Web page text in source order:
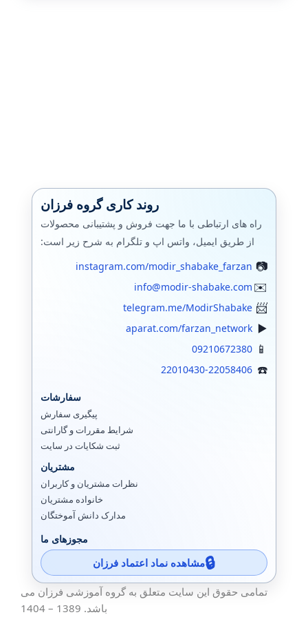
فورتی گیت
الستیکس،استریسک
ایمیل سرور
سیتریکس
هایپروی
تجهیزات ذخیره سازی
EMC Storage
آی پی IPV6
پایگاه داده SQL
کریو
روند کاری گروه فرزان
راه های ارتباطی با ما جهت فروش و پشتیبانی محصولات
از طریق ایمیل، واتس اپ و تلگرام به شرح زیر است:
instagram.com/modir_shabake_farzan
info@modir-shabake.com
telegram.me/ModirShabake
aparat.com/farzan_network
09210672380
22010430-22058406
سفارشات
پیگیری سفارش
شرایط مقررات و گارانتی
ثبت شکایات در سایت
مشتریان
نظرات مشتریان و کاربران
خانواده مشتریان
مدارک دانش آموختگان
مجوزهای ما
مشاهده نماد اعتماد فرزان
تمامی حقوق این سایت متعلق به گروه آموزشی فرزان می
باشد. 1389 – 1404